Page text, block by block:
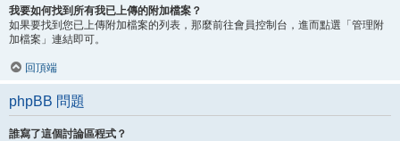
我要如何找到所有我已上傳的附加檔案？
如果要找到您已上傳附加檔案的列表，那麼前往會員控制台，進而點選「管理附
加檔案」連結即可。
回頂端
phpBB 問題
誰寫了這個討論區程式？